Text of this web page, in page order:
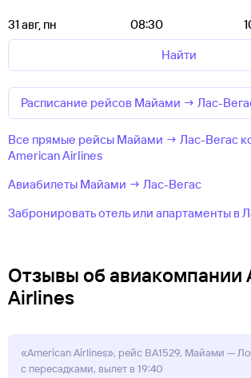
31 авг, пн 08:30
Найти
Расписание рейсов Майами → Лас-
Все прямые рейсы Майами → Лас-Вегас
American Airlines
Авиабилеты Майами → Лас-Вегас
Забронировать отель или апартаменты в
Отзывы об авиакомпании
Airlines
«American Airlines», рейс BA1529, Майами —
с пересадками, вылет в 19:40